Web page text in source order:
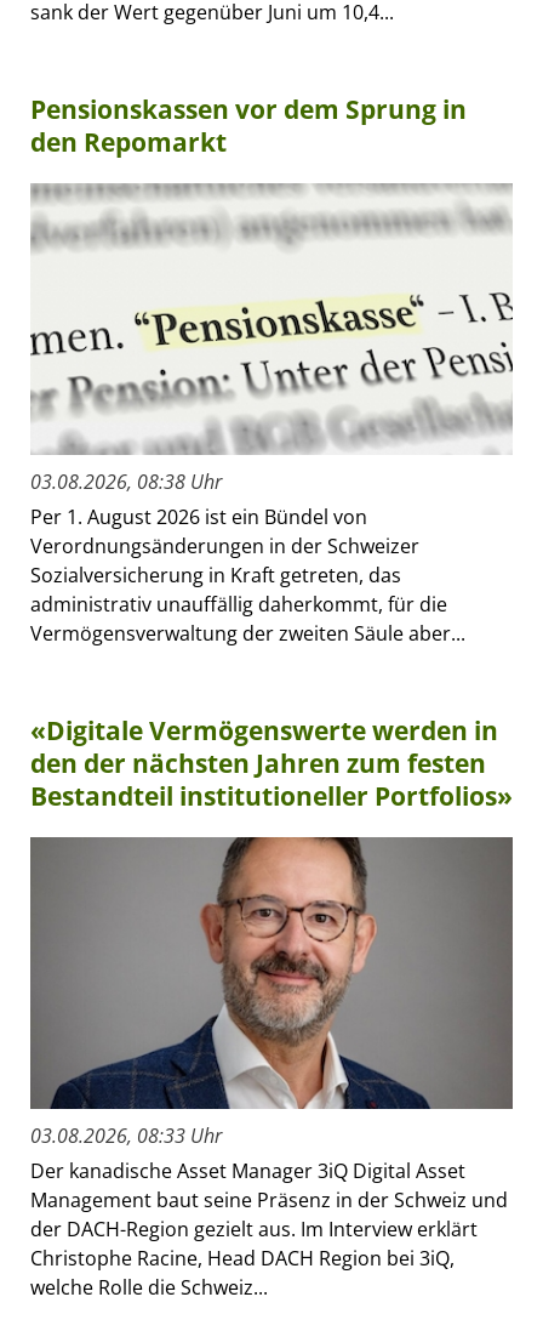
sank der Wert gegenüber Juni um 10,4...
Pensionskassen vor dem Sprung in
den Repomarkt
03.08.2026, 08:38 Uhr
Per 1. August 2026 ist ein Bündel von
Verordnungsänderungen in der Schweizer
Sozialversicherung in Kraft getreten, das
administrativ unauffällig daherkommt, für die
Vermögensverwaltung der zweiten Säule aber...
«Digitale Vermögenswerte werden in
den der nächsten Jahren zum festen
Bestandteil institutioneller Portfolios»
03.08.2026, 08:33 Uhr
Der kanadische Asset Manager 3iQ Digital Asset
Management baut seine Präsenz in der Schweiz und
der DACH-Region gezielt aus. Im Interview erklärt
Christophe Racine, Head DACH Region bei 3iQ,
welche Rolle die Schweiz...